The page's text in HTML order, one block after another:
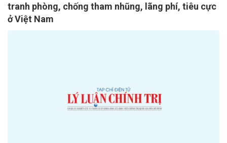
tranh phòng, chống tham nhũng, lãng phí, tiêu cực
ở Việt Nam